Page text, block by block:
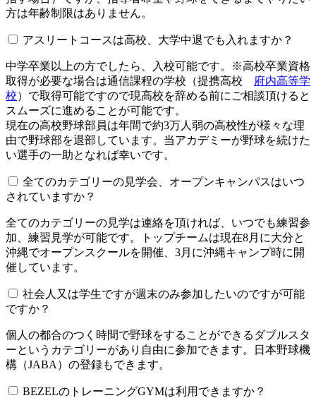
方は年齢制限はありません。
アスリートコースは高校、大学中退でも入れますか？
中学卒業以上の方でしたら、入校可能です。※高校卒業資格
取得が必要な場合は通信課程の学校（提携高校
府内高等学
校）で取得可能ですので現高校を辞める前にご相談頂けると
スムーズに進めることが可能です。
現在の高校野球部員は年間で約3万人弱の高校性が様々な理
由で野球部を退部しています。当アカデミーが野球を続けた
い選手の一助となれば幸いです。
全てのカテゴリーの見学会、オープンキャンパスはいつ
されていますか？​​​​​
全てのカテゴリーの見学は連絡を頂ければ、いつでも練習参
加、練習見学が可能です。トップチームは現在8月に大分と
沖縄でオープンスクールを開催、3月に沖縄キャンプ時に開
催しています。
社会人又は学生ですが週末のみ参加したいのですが可能
ですか？
個人の都合のつく時間で野球をすることができるダブルスタ
ーというカテゴリーがあり自由に参加できます。日本野球機
構（JABA）の登録もできます。
BEZELのトレーニングGYMは利用できますか？​​​​​